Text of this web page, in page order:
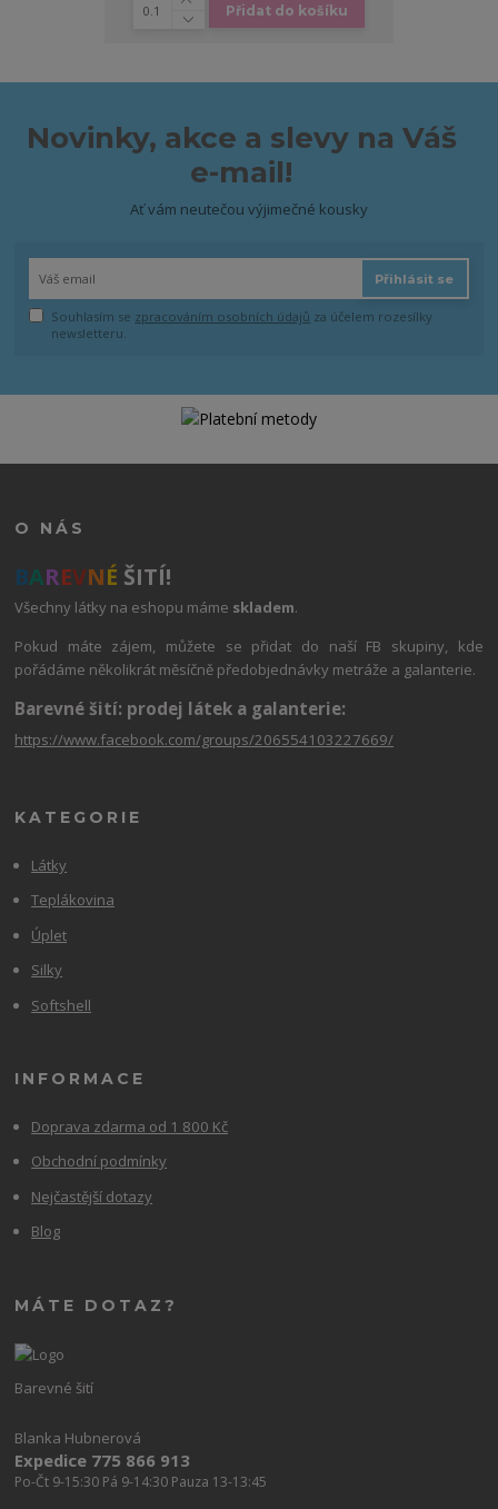
Přidat do košíku
Novinky, akce a slevy na Váš
e-mail!
Ať vám neutečou výjimečné kousky
Přihlásit se
Souhlasím se zpracováním osobních údajů za účelem rozesílky
newsletteru.
O NÁS
BAREVNÉ ŠITÍ!
Všechny látky na eshopu máme skladem.
Pokud máte zájem, můžete se přidat do naší FB skupiny, kde
pořádáme několikrát měsíčně předobjednávky metráže a galanterie.
Barevné šití: prodej látek a galanterie:
https://www.facebook.com/groups/206554103227669/
KATEGORIE
Látky
Teplákovina
Úplet
Silky
Softshell
INFORMACE
Doprava zdarma od 1 800 Kč
Obchodní podmínky
Nejčastější dotazy
Blog
MÁTE DOTAZ?
Barevné šití
Blanka Hubnerová
Expedice 775 866 913
Po-Čt 9-15:30 Pá 9-14:30 Pauza 13-13:45